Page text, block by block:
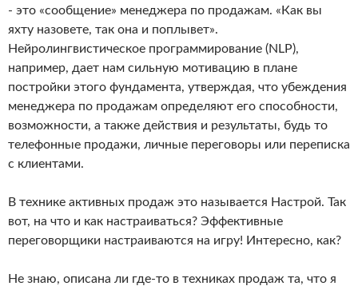
- это «сообщение» менеджера по продажам. «Как вы
яхту назовете, так она и поплывет».
Нейролингвистическое программирование (NLP),
например, дает нам сильную мотивацию в плане
постройки этого фундамента, утверждая, что убеждения
менеджера по продажам определяют его способности,
возможности, а также действия и результаты, будь то
телефонные продажи, личные переговоры или переписка
с клиентами.
В технике активных продаж это называется Настрой. Так
вот, на что и как настраиваться? Эффективные
переговорщики настраиваются на игру! Интересно, как?
Не знаю, описана ли где-то в техниках продаж та, что я